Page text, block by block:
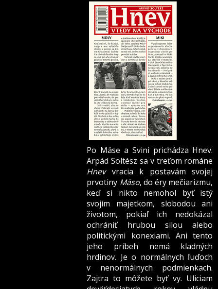
Po Mäse a Svini prichádza Hnev.
Arpád Soltész sa v treťom románe
Hnevvracia k postavám svojej
prvotiny Mäso, do éry mečiarizmu,
keď si nikto nemohol byť istý
svojím majetkom, slobodou ani
životom, pokiaľ ich nedokázal
ochrániť hrubou silou alebo
politickými konexiami. Ani tento
jeho príbeh nemá kladných
hrdinov. Je o normálnych ľuďoch
v nenormálnych podmienkach.
Zajtra to môžete byť vy. Uliciam